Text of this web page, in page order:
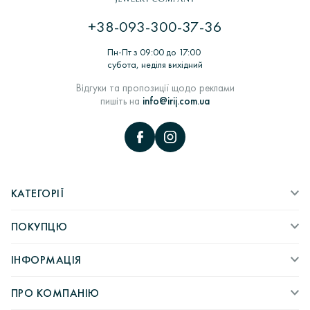
ЦИКЛ: Замовлення покупцем> Обробка замовлення>
термообробка форм для лиття> Лиття заготовок ювелірних
монтаж та декорування ювелірних виробів> Роботи по
шліфовці> ВТК> пробірування виробів в Пробірною
палаті> Підбір вставок і закріпка каміння> Полірування і
надання глянцю> Упаковка і відправка покупцеві.
+38-093-300-37-36
Пн-Пт з 09:00 до 17:00
субота, неділя вихідний
Відгуки та пропозиції щодо реклами
пишіть на info@irij.com.ua
КАТЕГОРІЇ
ПОКУПЦЮ
ІНФОРМАЦІЯ
ПРО КОМПАНІЮ